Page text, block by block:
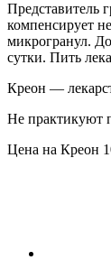
Представитель
компенсирует
микрогранул.
сутки. Пить
Креон —
Не практикуют
Цена на Креон